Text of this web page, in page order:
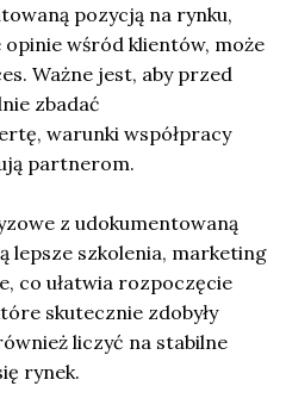
pozycją na rynku,
wśród klientów, może
Ważne jest, aby przed
zbadać
warunki współpracy
partnerom.
z udokumentowaną
lepsze szkolenia, marketing
co ułatwia rozpoczęcie
skutecznie zdobyły
liczyć na stabilne
rynek.